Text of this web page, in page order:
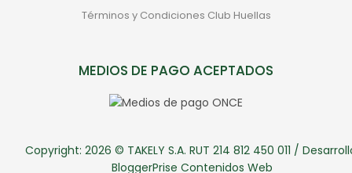
Términos y Condiciones Club Huellas
MEDIOS DE PAGO ACEPTADOS
Copyright: 2026 © TAKELY S.A. RUT 214 812 450 011 /
BloggerPrise Contenidos Web